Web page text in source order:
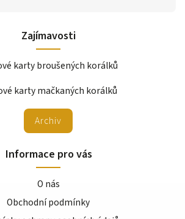
Zajímavosti
karty broušených korálků
karty mačkaných korálků
Archiv
Informace pro vás
O nás
Obchodní podmínky